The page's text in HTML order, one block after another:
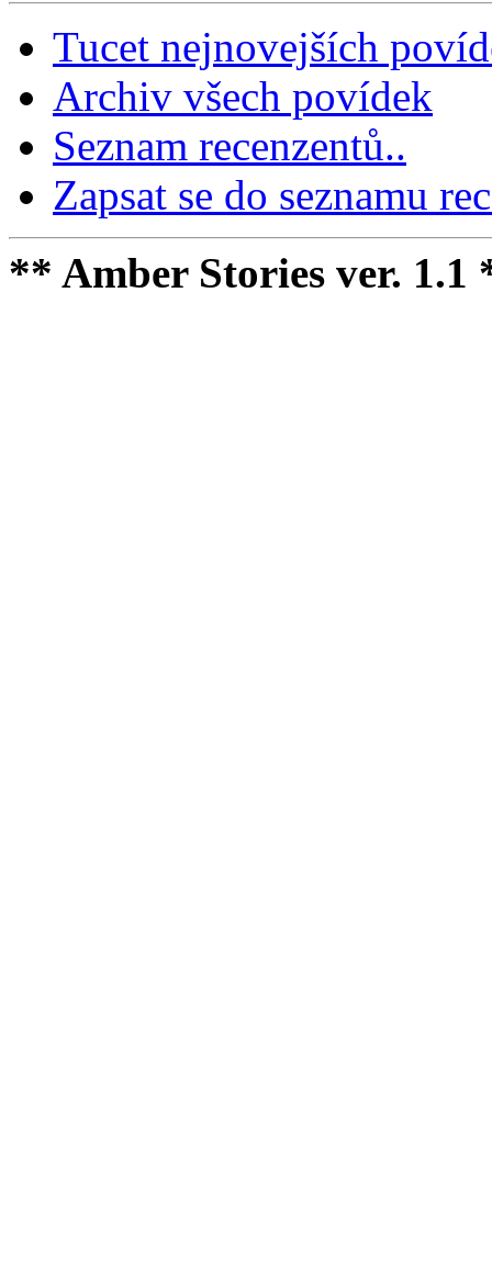
Tucet nejnovejších
Archiv všech povídek
Seznam recenzentů..
Zapsat se do seznamu
** Amber Stories ver. 1.1